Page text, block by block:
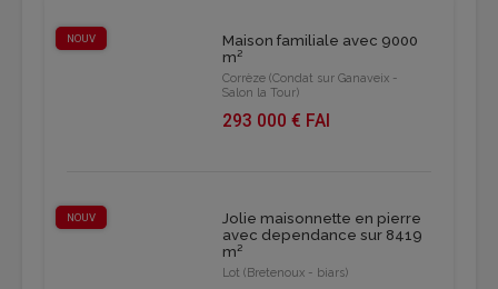
NOUV
Maison familiale avec 9000
m²
Corrèze (Condat sur Ganaveix -
Salon la Tour)
293 000 € FAI
NOUV
Jolie maisonnette en pierre
avec dependance sur 8419
m²
Lot (Bretenoux - biars)